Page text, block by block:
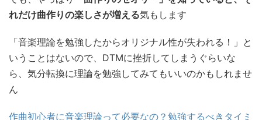
れだけ曲作りの楽しさが増える気もします
「音楽理論を勉強したからオリジナル性が失われる！」と
いうことはないので、DTMに挫折してしまうぐらいな
ら、気分転換に理論を勉強してみてもいいのかもしれませ
ん
作曲初心者に音楽理論って必要なの？勉強するべきタイミ